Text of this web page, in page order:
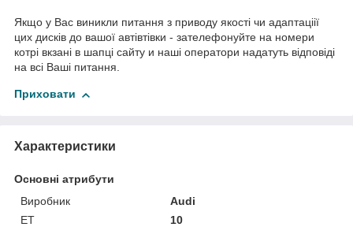
Якщо у Вас виникли питання з приводу якості чи адаптаціії
цих дисків до вашої автівтівки - зателефонуйте на номери
котрі вкзані в шапці сайту и наші оператори надатуть відповіді
на всі Ваші питання.
Приховати
Характеристики
Основні атрибути
Виробник
Audi
ET
10